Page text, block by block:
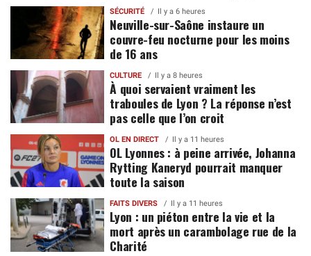
SÉCURITÉ Il y a 6 heures
Neuville-sur-Saône instaure un
couvre-feu nocturne pour les moins
de 16 ans
CULTURE Il y a 8 heures
À quoi servaient vraiment les
traboules de Lyon ? La réponse n’est
pas celle que l’on croit
OL EN DIRECT Il y a 11 heures
OL Lyonnes : à peine arrivée, Johanna
Rytting Kaneryd pourrait manquer
toute la saison
FAITS DIVERS Il y a 11 heures
Lyon : un piéton entre la vie et la
mort après un carambolage rue de la
Charité